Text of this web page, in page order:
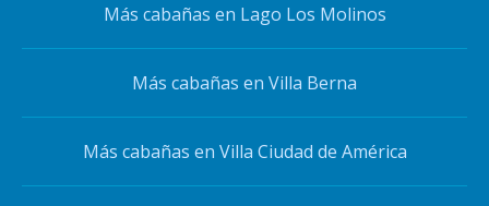
Más cabañas en Lago Los Molinos
Más cabañas en Villa Berna
Más cabañas en Villa Ciudad de América